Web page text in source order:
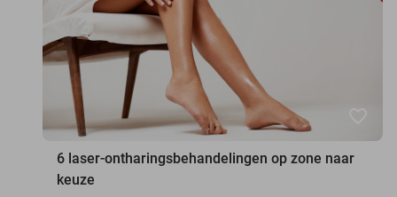
6 laser-ontharingsbehandelingen op zone naar
keuze